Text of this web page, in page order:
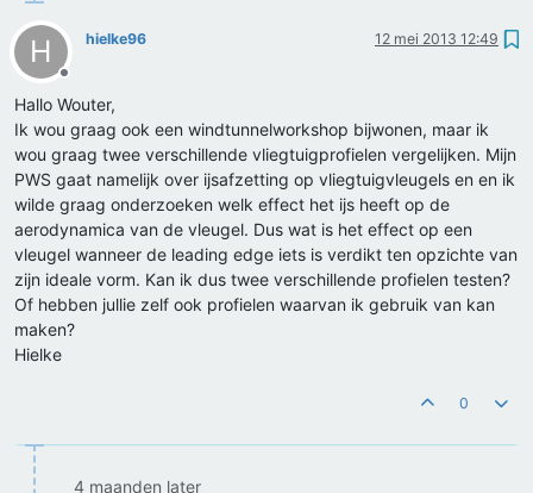
H
Offline
hielke96 12 mei 2013 12:49
Hallo Wouter,
Ik wou graag ook een windtunnelworkshop bijwonen, maar ik
wou graag twee verschillende vliegtuigprofielen vergelijken. Mijn
PWS gaat namelijk over ijsafzetting op vliegtuigvleugels en en ik
wilde graag onderzoeken welk effect het ijs heeft op de
aerodynamica van de vleugel. Dus wat is het effect op een
vleugel wanneer de leading edge iets is verdikt ten opzichte van
zijn ideale vorm. Kan ik dus twee verschillende profielen testen?
Of hebben jullie zelf ook profielen waarvan ik gebruik van kan
maken?
Hielke
0
4 maanden later